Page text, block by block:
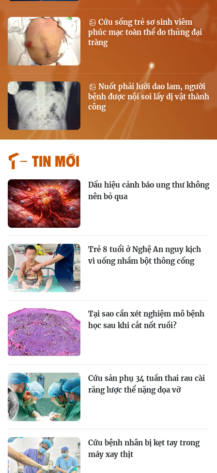
Cứu sống trẻ sơ sinh viêm
phúc mạc toàn thể do thủng đại
tràng
Nuốt phải lưỡi dao lam, người
bệnh được nội soi lấy dị vật thành
công
Tin mới
Dấu hiệu cảnh báo ung thư không
nên bỏ qua
Trẻ 8 tuổi ở Nghệ An nguy kịch
vì uống nhầm bột thông cống
Tại sao cần xét nghiệm mô bệnh
học sau khi cắt nốt ruồi?
Cứu sản phụ 34 tuần thai rau cài
răng lược thể nặng dọa vỡ
Cứu bệnh nhân bị kẹt tay trong
máy xay thịt